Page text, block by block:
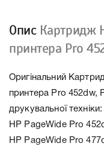
Опис Картридж
принтера Pro
Оригінальний
принтера Pro 452dw,
друкувальної техніки:
HP PageWide Pro
HP PageWide Pro